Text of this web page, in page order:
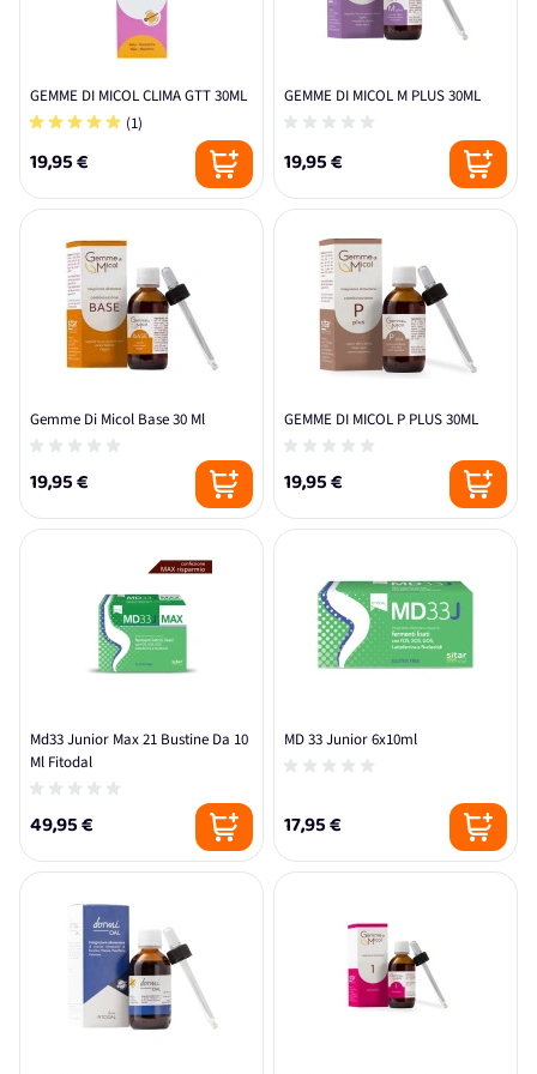
GEMME DI MICOL CLIMA GTT 30ML
(1)
19,95 €
GEMME DI MICOL M PLUS 30ML
19,95 €
Gemme Di Micol Base 30 Ml
19,95 €
GEMME DI MICOL P PLUS 30ML
19,95 €
Md33 Junior Max 21 Bustine Da 10
Ml Fitodal
49,95 €
MD 33 Junior 6x10ml
17,95 €